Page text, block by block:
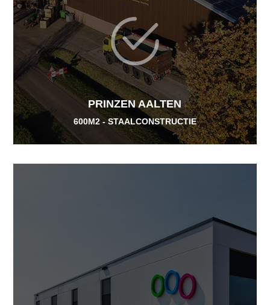
PRINZEN AALTEN
600M2 - STAALCONSTRUCTIE